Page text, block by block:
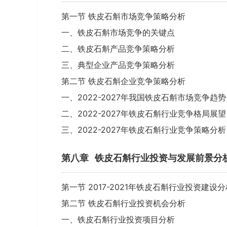
第一节 铁皮石斛市场竞争策略分析
一、铁皮石斛市场竞争的关键点
二、铁皮石斛产品竞争策略分析
三、典型企业产品竞争策略分析
第二节 铁皮石斛企业竞争策略分析
一、2022-2027年我国铁皮石斛市场竞争趋势
二、2022-2027年铁皮石斛行业竞争格局展望
三、2022-2027年铁皮石斛行业竞争策略分析
第八章 铁皮石斛行业投资与发展前景分
第一节 2017-2021年铁皮石斛行业投资建设
第二节 铁皮石斛行业投资机会分析
一、铁皮石斛行业投资项目分析